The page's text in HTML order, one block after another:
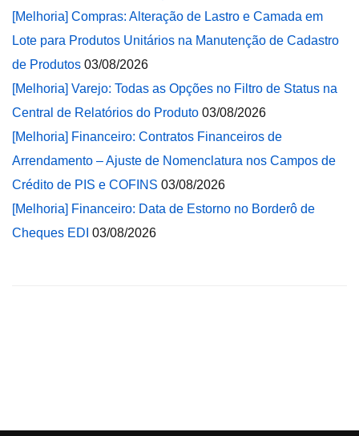
[Melhoria] Compras: Alteração de Lastro e Camada em
Lote para Produtos Unitários na Manutenção de Cadastro
de Produtos 03/08/2026
[Melhoria] Varejo: Todas as Opções no Filtro de Status na
Central de Relatórios do Produto 03/08/2026
[Melhoria] Financeiro: Contratos Financeiros de
Arrendamento – Ajuste de Nomenclatura nos Campos de
Crédito de PIS e COFINS 03/08/2026
[Melhoria] Financeiro: Data de Estorno no Borderô de
Cheques EDI 03/08/2026